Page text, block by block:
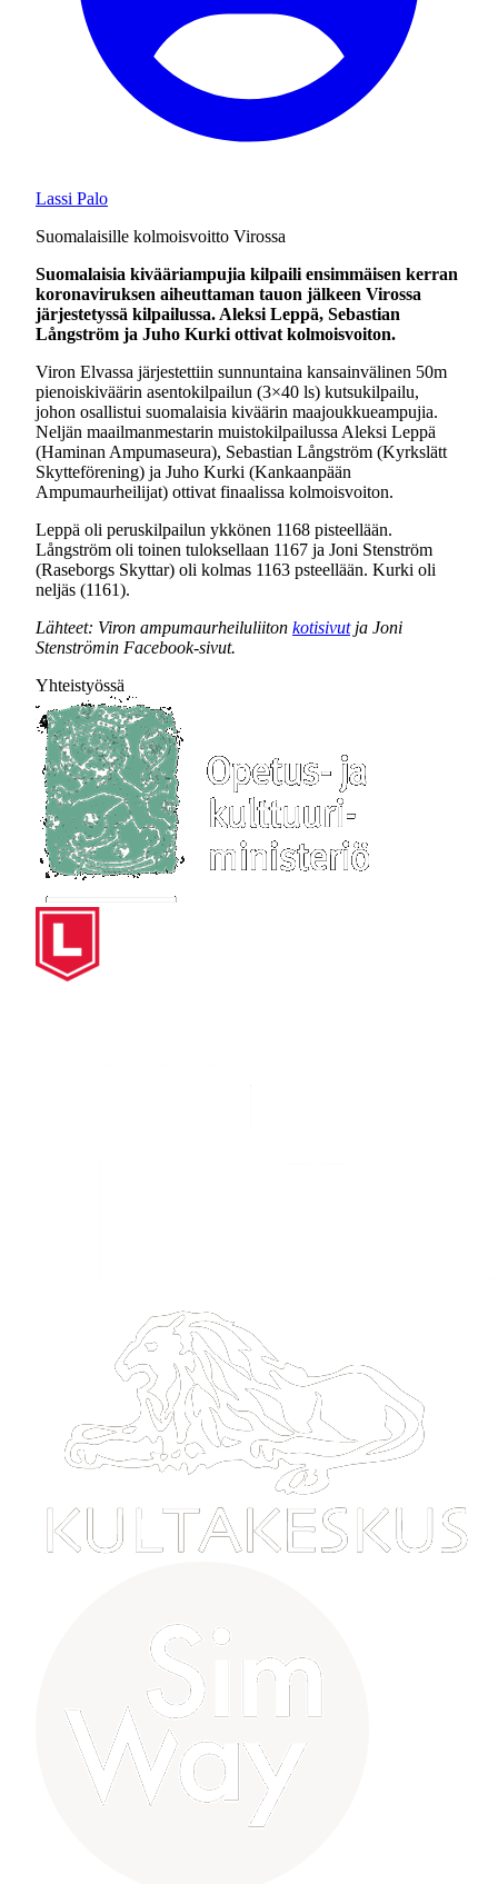
Lassi Palo
Suomalaisille kolmoisvoitto Virossa
Suomalaisia kivääriampujia kilpaili ensimmäisen kerran
koronaviruksen aiheuttaman tauon jälkeen Virossa
järjestetyssä kilpailussa. Aleksi Leppä, Sebastian
Långström ja Juho Kurki ottivat kolmoisvoiton.
Viron Elvassa järjestettiin sunnuntaina kansainvälinen 50m
pienoiskiväärin asentokilpailun (3×40 ls) kutsukilpailu,
johon osallistui suomalaisia kiväärin maajoukkueampujia.
Neljän maailmanmestarin muistokilpailussa Aleksi Leppä
(Haminan Ampumaseura), Sebastian Långström (Kyrkslätt
Skytteförening) ja Juho Kurki (Kankaanpään
Ampumaurheilijat) ottivat finaalissa kolmoisvoiton.
Leppä oli peruskilpailun ykkönen 1168 pisteellään.
Långström oli toinen tuloksellaan 1167 ja Joni Stenström
(Raseborgs Skyttar) oli kolmas 1163 psteellään. Kurki oli
neljäs (1161).
Lähteet: Viron ampumaurheiluliiton kotisivutja Joni
Stenströmin Facebook-sivut.
Yhteistyössä